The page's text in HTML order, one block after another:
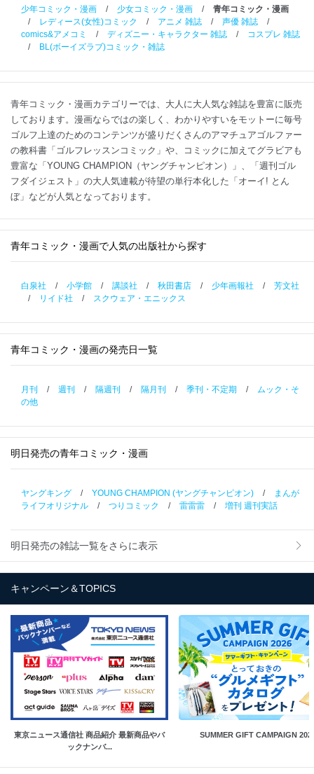
少年コミック・漫画 / 少女コミック・漫画 /
青年コミック・漫画
/
レディース(女性)コミック / アニメ 雑誌 / 声優 雑誌
/
comics&アメコミ
/ ディズニー・キャラクター 雑誌 /
コスプレ 雑誌
/
BL(ボーイズラブ)コミック・雑誌
青年コミック・漫画カテゴリーでは、大人に大人気な雑誌を豊富に販売
しております。漫画ならではの楽しく、わかりやすいをモットーに毎号
ゴルフ上達のためのコンテンツが盛りだくさんのアマチュアゴルファー
の教科書「ゴルフレッスンコミック」や、コミックに加えてグラビアも
豊富な「YOUNG CHAMPION（ヤングチャンピオン）」、「週刊ゴル
フダイジェスト」の大人気連載が待望の単行本化した「オーイ! とん
ぼ」などが人気となっております。
青年コミック・漫画で人気の出版社から探す
白泉社 / 小学館 / 講談社 / 秋田書店 / 少年画報社 /
芳文社
/
リイド社 / スクウェア・エニックス
青年コミック・漫画の発売日一覧
月刊 / 週刊 / 隔週刊 / 隔月刊 / 季刊・不定期 /
ムック・そ
の他
明日発売の青年コミック・漫画
ヤングキング / YOUNG CHAMPION (ヤングチャンピオン) /
まんが
ライフオリジナル
/ つりコミック / 雷雷雷 / 増刊 週刊実話
明日発売の雑誌一覧をさらに表示
キャンペーン＆TOPICS
東京ニュース通信社 商品紹介 最新商品やバ
ックナンバ...
SUMMER GIFT CAMPAIGN